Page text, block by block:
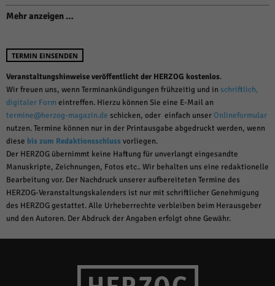
Mehr anzeigen …
TERMIN EINSENDEN
Veranstaltungshinweise veröffentlicht der HERZOG kostenlos.
Wir freuen uns, wenn Terminankündigungen frühzeitig und in schriftlich,
digitaler Formeintreffen. Hierzu können Sie eine E-Mail an
termine@herzog-magazin.de schicken, oder einfach unserOnlineformular
nutzen. Termine können nur in der Printausgabe abgedruckt werden, wenn
diese bis zum Redaktionsschlussvorliegen.
Der HERZOG übernimmt keine Haftung für unverlangt eingesandte
Manuskripte, Zeichnungen, Fotos etc.. Wir behalten uns eine redaktionelle
Bearbeitung vor. Der Nachdruck unserer aufbereiteten Termine des
HERZOG-Veranstaltungskalenders ist nur mit schriftlicher Genehmigung
des HERZOG gestattet. Alle Urheberrechte verbleiben beim Herausgeber
und den Autoren. Der Abdruck der Angaben erfolgt ohne Gewähr.